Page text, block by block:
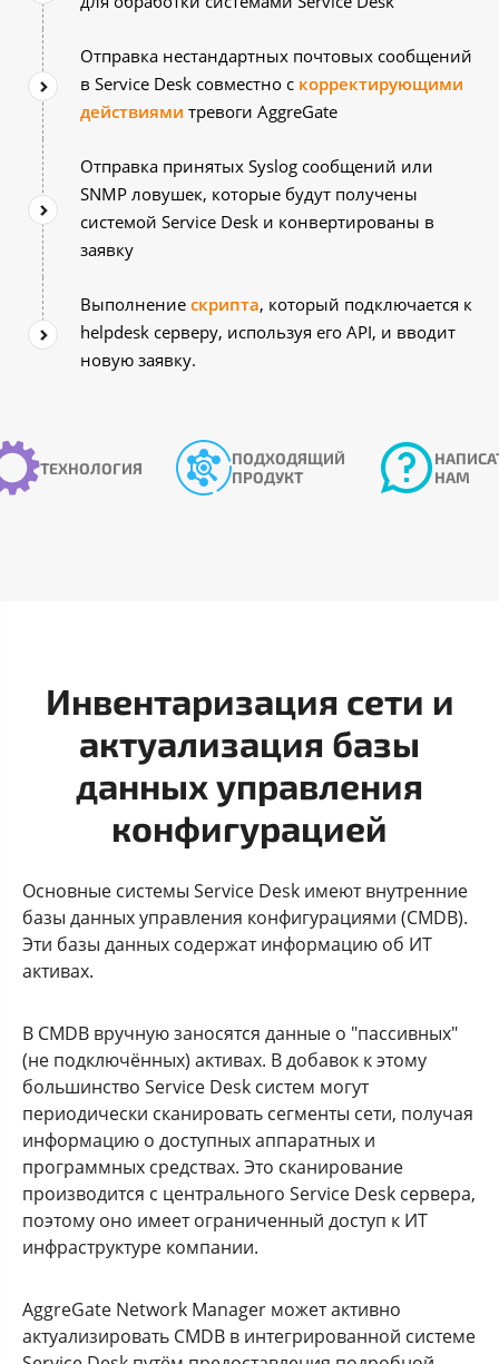
Отправка нестандартных почтовых сообщений
в Service Desk совместно с корректирующими
действиями тревоги AggreGate
Отправка принятых Syslog сообщений или
SNMP ловушек, которые будут получены
системой Service Desk и конвертированы в
заявку
Выполнение скрипта, который подключается к
helpdesk серверу, используя его API, и вводит
новую заявку.
ТЕХНОЛОГИЯ
ПОДХОДЯЩИЙ
ПРОДУКТ
НАМ
Инвентаризация сети и
актуализация базы
данных управления
конфигурацией
Основные системы Service Desk имеют внутренние
базы данных управления конфигурациями (CMDB).
Эти базы данных содержат информацию об ИТ
активах.
В CMDB вручную заносятся данные о "пассивных"
(не подключённых) активах. В добавок к этому
большинство Service Desk систем могут
периодически сканировать сегменты сети, получая
информацию о доступных аппаратных и
программных средствах. Это сканирование
производится с центрального Service Desk сервера,
поэтому оно имеет ограниченный доступ к ИТ
инфраструктуре компании.
AggreGate Network Manager может активно
актуализировать CMDB в интегрированной системе